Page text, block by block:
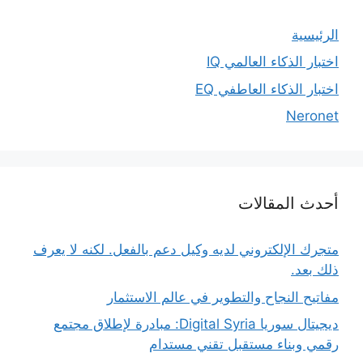
الرئيسية
اختبار الذكاء العالمي IQ
اختبار الذكاء العاطفي EQ
Neronet
أحدث المقالات
متجرك الإلكتروني لديه وكيل دعم بالفعل. لكنه لا يعرف
ذلك بعد.
مفاتيح النجاح والتطوير في عالم الاستثمار
ديجيتال سوريا Digital Syria: مبادرة لإطلاق مجتمع
رقمي وبناء مستقبل تقني مستدام